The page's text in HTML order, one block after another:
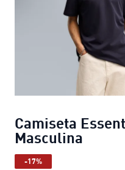
Camiseta
Masculina
-17%